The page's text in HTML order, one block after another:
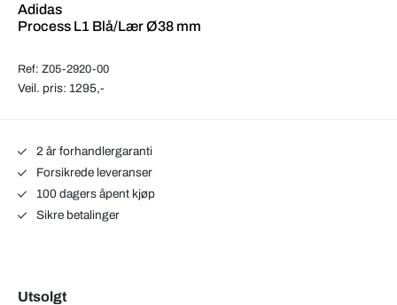
Adidas
Process L1 Blå/Lær Ø38 mm
Ref: Z05-2920-00
Veil. pris: 1295,-
2 år forhandlergaranti
Forsikrede leveranser
100 dagers åpent kjøp
Sikre betalinger
Utsolgt